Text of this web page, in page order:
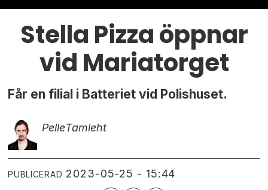
Stella Pizza öppnar
vid Mariatorget
Får en filial i Batteriet vid Polishuset.
PelleTamleht
PUBLICERAD 2023-05-25 - 15:44